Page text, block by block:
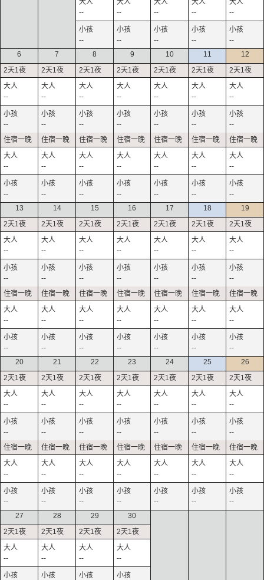
--
--
--
--
--
--
--
--
--
--
6
--
--
--
--
7
--
--
--
--
8
--
--
--
--
9
--
--
--
--
10
--
--
--
--
11
--
--
--
--
12
--
--
--
--
13
--
--
--
--
14
--
--
--
--
15
--
--
--
--
16
--
--
--
--
17
--
--
--
--
18
--
--
--
--
19
--
--
--
--
20
--
--
--
--
21
--
--
--
--
22
--
--
--
--
23
--
--
--
--
24
--
--
--
--
25
--
--
--
--
26
--
--
--
--
27
--
28
--
29
--
30
--